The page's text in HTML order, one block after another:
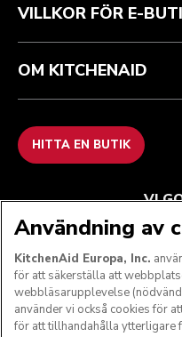
VILLKOR FÖR E-
OM KITCHENAID
HITTA EN BUTIK
VI
Användning av
KitchenAid Europa, Inc.
för att säkerställa att
webbläsarupplevelse
använder vi också cookies för
för att tillhandahålla ytterligare